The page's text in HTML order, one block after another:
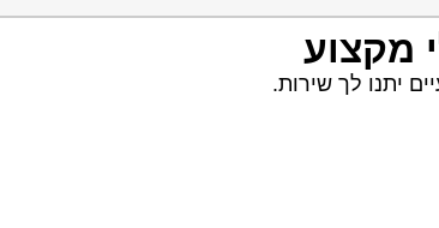
מקצוע
יתנו לך שירות.